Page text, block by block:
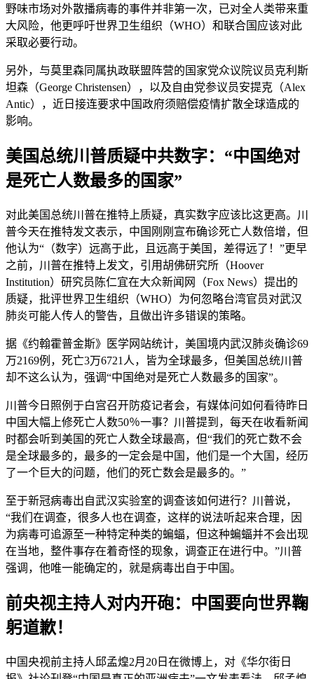
野味市场对外散播病毒的事件并非第一次，已对全人类带来重
大风险，他更呼吁世界卫生组织（WHO）和联合国应该对此
采取必要行动。
另外，与莫里森同属执政联盟阵营的国家党众议院议员克利斯
坦森（George Christensen），以及自由党参议员安提克（Alex
Antic），近日接连要求中国政府须赔偿疫情扩散全球造成的
影响。
美国总统川普质疑中共数字：“中国绝对
是死亡人数最多的国家”
对此美国总统川普在推特上质疑，真实数字应该比这更高。川
普今天在推特发文表示，中国刚刚宣布确诊死亡人数倍增，但
他认为“（数字）远高于此，且远高于美国，差得远了！”更早
之前，川普在推特上发文，引用胡佛研究所（Hoover
Institution）研究员陈仁宜在大众新闻网（Fox News）提出的
质疑，批评世界卫生组织（WHO）为何忽略台湾官员对武汉
肺炎可能人传人的警告，且做出许多错误的策略。
据《约翰霍普金斯》医学网站统计，美国境内武汉肺炎确诊69
万2169例，死亡3万6721人，皆为全球最多，但美国总统川普
却不这么认为，强调“中国绝对是死亡人数最多的国家”。
川普今日照例于白宫召开防疫记者会，有媒体问如何看待昨日
中国大幅上修死亡人数50％一事？川普提到，每天在收看新闻
时都会听到美国的死亡人数全球最高，但“我们的死亡数不会
是全球最多的，最多的一定会是中国，他们是一个大国，经历
了一个巨大的问题，他们的死亡数会是最多的。”
至于新冠病毒出自武汉实验室的调查该如何进行？川普说，
“我们在调查，很多人也在调查，这样的说法听起来合理，因
为病毒可追源至一种特定种类的蝙蝠，但这种蝙蝠并不会出现
在当地，整件事存在着奇怪的现象，调查正在进行中。”川普
强调，他唯一能确定的，就是病毒出自于中国。
前央视主持人对内开砲：中国要向世界鞠
躬道歉！
中国央视前主持人邱孟煌2月20日在微博上，对《华尔街日